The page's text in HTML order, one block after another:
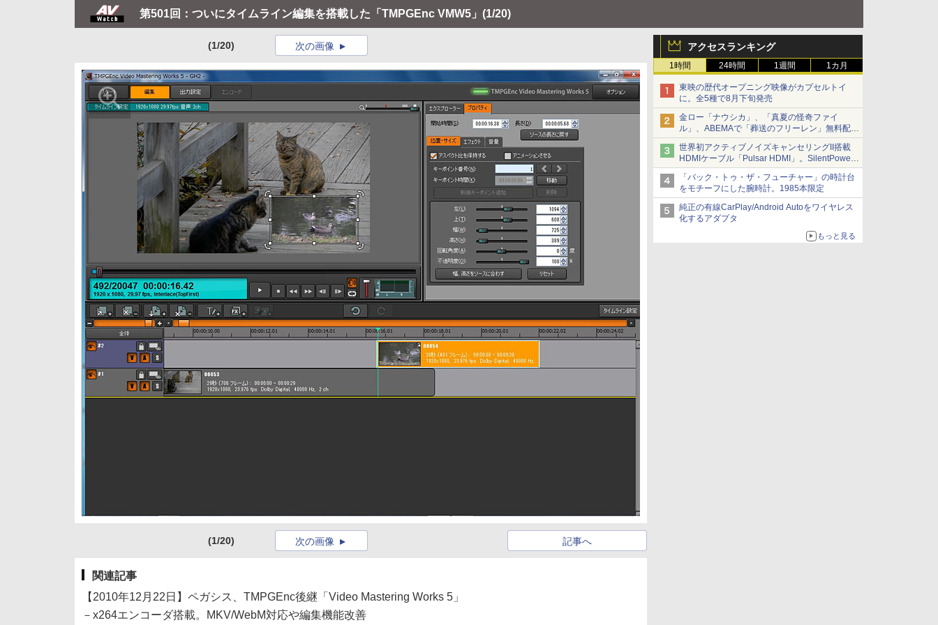
第501回：ついにタイムライン編集を搭載した「TMPGEnc VMW5」 (1/20)
アクセスランキング
1時間 24時間 1週間 1カ月
東映の歴代オープニング映像がカプセルトイ
に。全5種で8月下旬発売
金ロー「ナウシカ」、「真夏の怪奇ファイ
ル」、ABEMAで「葬送のフリーレン」無料配信
など。夏の特番・配信情報
世界初アクティブノイズキャンセリングII搭載
HDMIケーブル「Pulsar HDMI」。SilentPower
から
「バック・トゥ・ザ・フューチャー」の時計台
をモチーフにした腕時計。1985本限定
純正の有線CarPlay/Android Autoをワイヤレス
化するアダプタ
もっと見る
(1/20) 次の画像
(1/20) 記事へ
次の画像
関連記事
【2010年12月22日】ペガシス、TMPGEnc後継「Video Mastering Works 5」
－x264エンコーダ搭載。MKV/WebM対応や編集機能改善